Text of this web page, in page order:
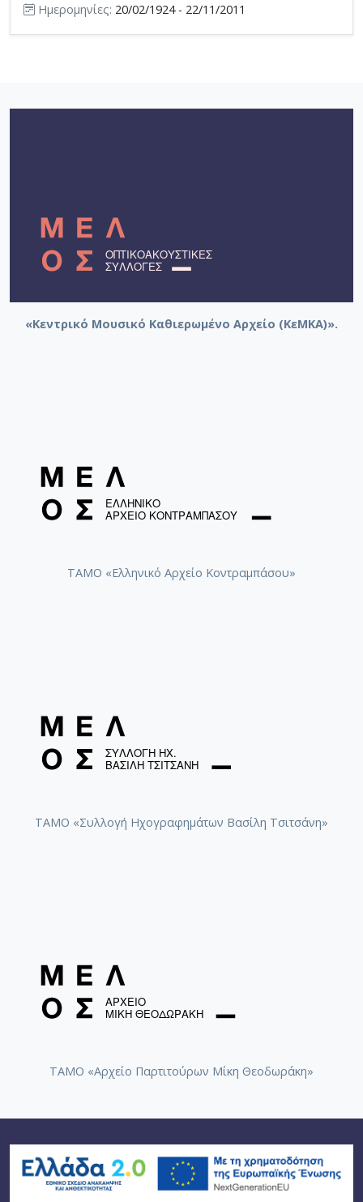
Ημερομηνίες: 20/02/1924 - 22/11/2011
«Κεντρικό Μουσικό Καθιερωμένο Αρχείο (ΚεΜΚΑ)».
ΤΑΜΟ «Ελληνικό Αρχείο Κοντραμπάσου»
ΤΑΜΟ «Συλλογή Ηχογραφημάτων Βασίλη Τσιτσάνη»
ΤΑΜΟ «Αρχείο Παρτιτούρων Μίκη Θεοδωράκη»